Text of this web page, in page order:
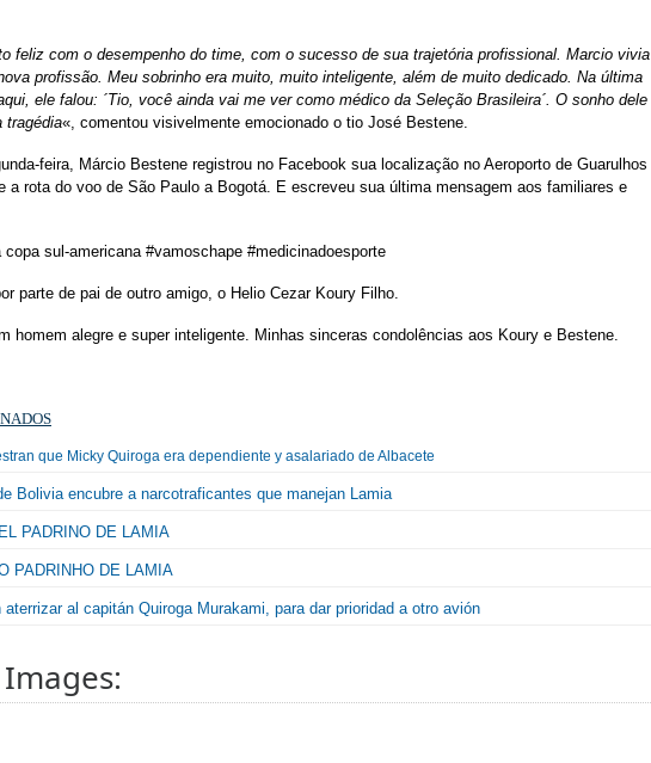
feliz com o desempenho do time, com o sucesso de sua trajetória profissional. Marcio vivia
profissão. Meu sobrinho era muito, muito inteligente, além de muito dedicado. Na última
ele falou: ´Tio, você ainda vai me ver como médico da Seleção Brasileira´. O sonho dele
tragédia«, comentou visivelmente emocionado o tio José Bestene.
feira, Márcio Bestene registrou no Facebook sua localização no Aeroporto de Guarulhos
a rota do voo de São Paulo a Bogotá. E escreveu sua última mensagem aos familiares e
sul-americana #vamoschape #medicinadoesporte
parte de pai de outro amigo, o Helio Cezar Koury Filho.
homem alegre e super inteligente. Minhas sinceras condolências aos Koury e Bestene.
que Micky Quiroga era dependiente y asalariado de Albacete
Bolivia encubre a narcotraficantes que manejan Lamia
PADRINO DE LAMIA
PADRINHO DE LAMIA
aterrizar al capitán Quiroga Murakami, para dar prioridad a otro avión